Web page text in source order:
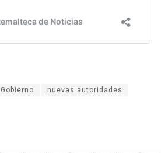
nuevas autoridades